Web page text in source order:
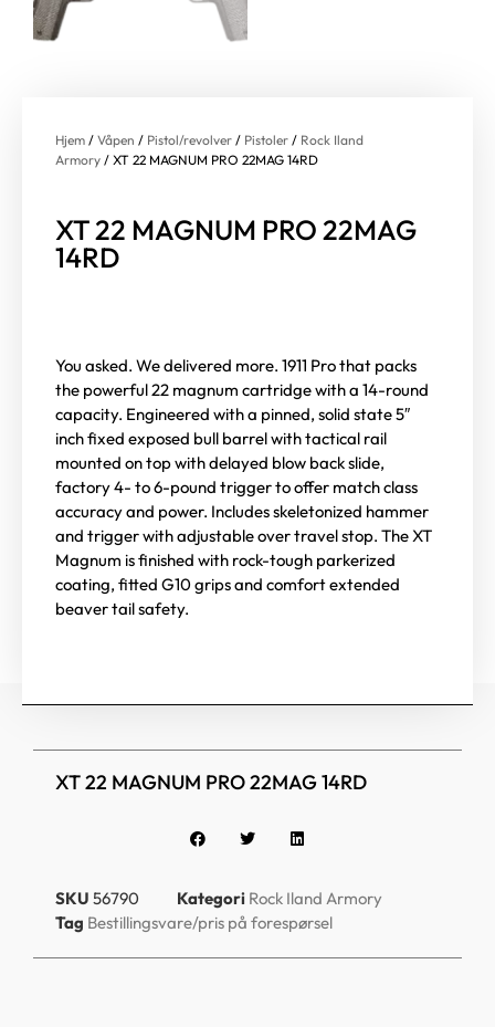
Hjem / Våpen / Pistol/revolver / Pistoler / Rock Iland
Armory / XT 22 MAGNUM PRO 22MAG 14RD
XT 22 MAGNUM PRO 22MAG
14RD
You asked. We delivered more. 1911 Pro that packs
the powerful 22 magnum cartridge with a 14-round
capacity. Engineered with a pinned, solid state 5″
inch fixed exposed bull barrel with tactical rail
mounted on top with delayed blow back slide,
factory 4- to 6-pound trigger to offer match class
accuracy and power. Includes skeletonized hammer
and trigger with adjustable over travel stop. The XT
Magnum is finished with rock-tough parkerized
coating, fitted G10 grips and comfort extended
beaver tail safety.
XT 22 MAGNUM PRO 22MAG 14RD
SKU 56790 Kategori Rock Iland Armory
Tag Bestillingsvare/pris på forespørsel